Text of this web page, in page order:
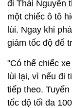
đi Thái Nguyên
một chiếc ô tô
lùi. Ngay khi
giảm tốc độ để
"Có thể chiếc
lùi lại, vì nếu đi
tiếp theo.
tốc độ tối đa